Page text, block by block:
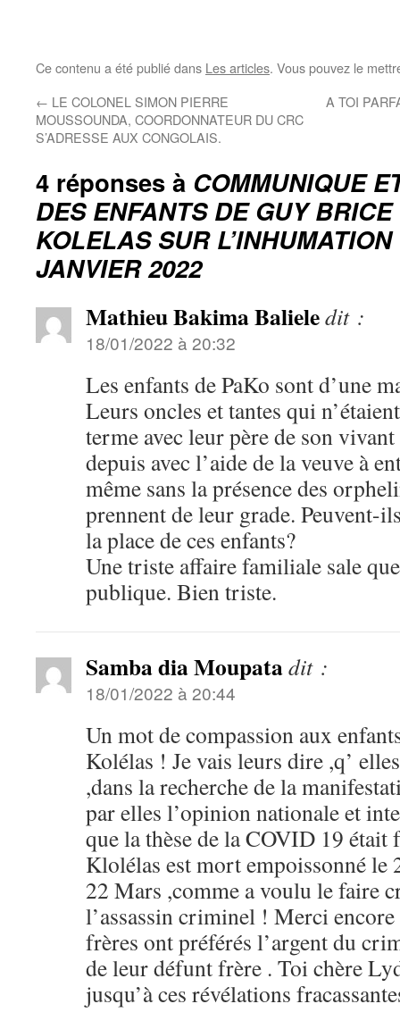
Ce contenu a été publié dans Les articles. Vous pouvez le
← LE COLONEL SIMON PIERRE
MOUSSOUNDA, COORDONNATEUR DU CRC
S’ADRESSE AUX CONGOLAIS.
A TOI
4 réponses à COMMUNIQUE
DES ENFANTS DE GUY
KOLELAS SUR
JANVIER 2022
Mathieu Bakima Balieledit :
18/01/2022 à 20:32
Les enfants de PaKo sont d’une
Leurs oncles et tantes qui
terme avec leur père de son
depuis avec l’aide de la veuve à
même sans la présence des
prennent de leur grade. Peuvent-
la place de ces enfants?
Une triste affaire familiale sale
publique. Bien triste.
Samba dia Moupatadit :
18/01/2022 à 20:44
Un mot de compassion aux
Kolélas ! Je vais leurs dire ,q’
,dans la recherche de la
par elles l’opinion nationale et
que la thèse de la COVID 19 était
Klolélas est mort empoissonné le
22 Mars ,comme a voulu le faire
l’assassin criminel ! Merci
frères ont préférés l’argent du
de leur défunt frère . Toi chère
jusqu’à ces révélations